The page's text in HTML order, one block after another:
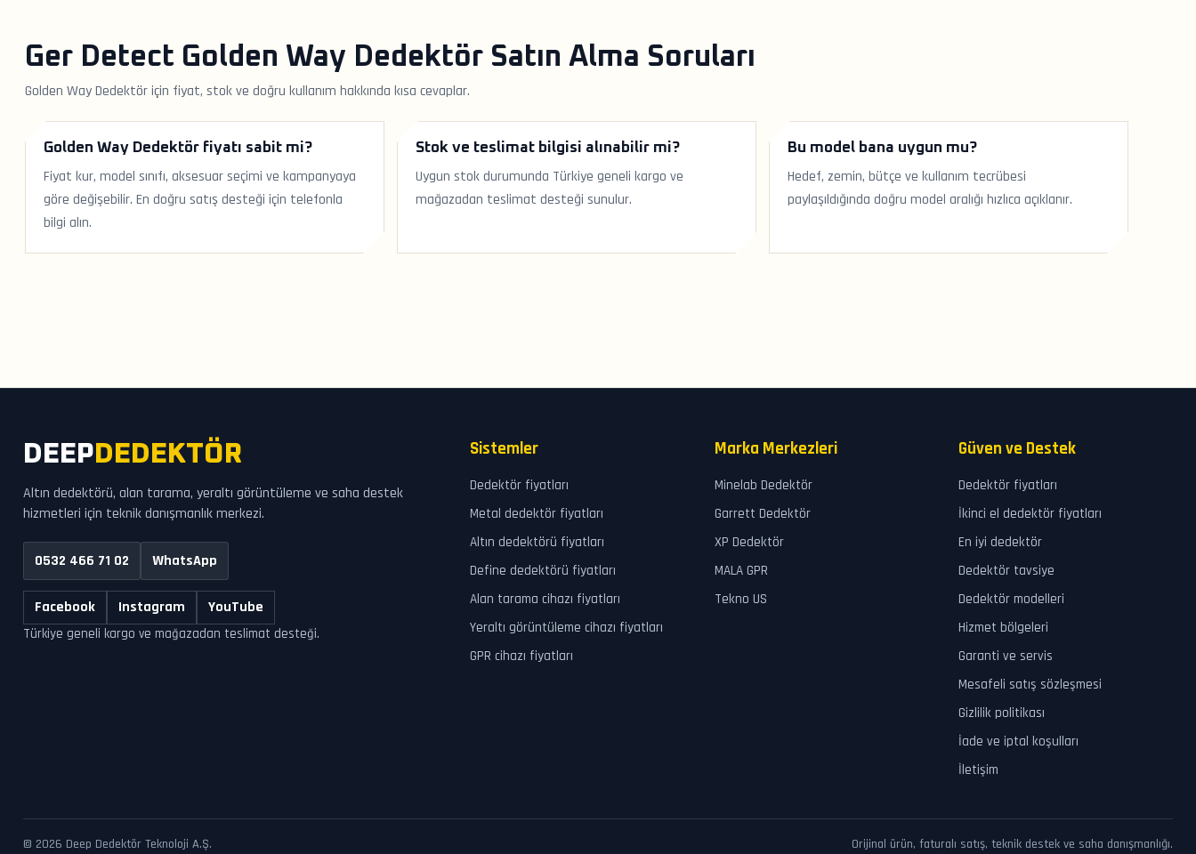
Ger Detect Golden Way Dedektör Satın Alma Soruları
Golden Way Dedektör için fiyat, stok ve doğru kullanım hakkında kısa cevaplar.
Golden Way Dedektör fiyatı sabit mi?
Fiyat kur, model sınıfı, aksesuar seçimi ve kampanyaya
göre değişebilir. En doğru satış desteği için telefonla
bilgi alın.
Stok ve teslimat bilgisi alınabilir mi?
Uygun stok durumunda Türkiye geneli kargo ve
mağazadan teslimat desteği sunulur.
Bu model bana uygun mu?
Hedef, zemin, bütçe ve kullanım tecrübesi
paylaşıldığında doğru model aralığı hızlıca açıklanır.
DEEP DEDEKTÖR
Altın dedektörü, alan tarama, yeraltı görüntüleme ve saha destek
hizmetleri için teknik danışmanlık merkezi.
0532 466 71 02 WhatsApp
Facebook Instagram YouTube
Türkiye geneli kargo ve mağazadan teslimat desteği.
Sistemler
Dedektör fiyatları
Metal dedektör fiyatları
Altın dedektörü fiyatları
Define dedektörü fiyatları
Alan tarama cihazı fiyatları
Yeraltı görüntüleme cihazı fiyatları
GPR cihazı fiyatları
Marka Merkezleri
Minelab Dedektör
Garrett Dedektör
XP Dedektör
MALA GPR
Tekno US
Güven ve Destek
Dedektör fiyatları
İkinci el dedektör fiyatları
En iyi dedektör
Dedektör tavsiye
Dedektör modelleri
Hizmet bölgeleri
Garanti ve servis
Mesafeli satış sözleşmesi
Gizlilik politikası
İade ve iptal koşulları
İletişim
© 2026 Deep Dedektör Teknoloji A.Ş. Orijinal ürün, faturalı satış, teknik destek ve saha danışmanlığı.